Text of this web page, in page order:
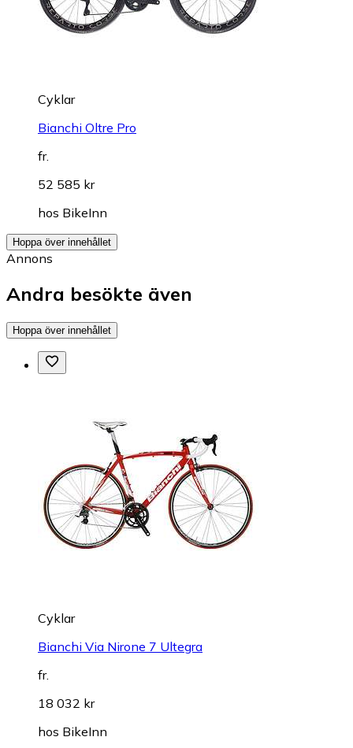
Cyklar
Bianchi Oltre Pro
fr.
52 585 kr
hos BikeInn
Hoppa över innehållet
Annons
Andra besökte även
Hoppa över innehållet
Cyklar
Bianchi Via Nirone 7 Ultegra
fr.
18 032 kr
hos BikeInn